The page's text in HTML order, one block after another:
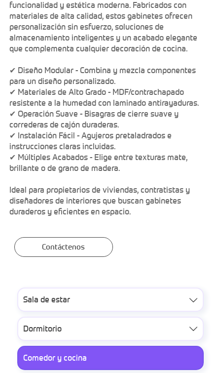
funcionalidad y estética moderna. Fabricados con
materiales de alta calidad, estos gabinetes ofrecen
personalización sin esfuerzo, soluciones de
almacenamiento inteligentes y un acabado elegante
que complementa cualquier decoración de cocina.
✔ Diseño Modular - Combina y mezcla componentes
para un diseño personalizado.
✔ Materiales de Alto Grado - MDF/contrachapado
resistente a la humedad con laminado antirayaduras.
✔ Operación Suave - Bisagras de cierre suave y
correderas de cajón duraderas.
✔ Instalación Fácil - Agujeros pretaladrados e
instrucciones claras incluidas.
✔ Múltiples Acabados - Elige entre texturas mate,
brillante o de grano de madera.
Ideal para propietarios de viviendas, contratistas y
diseñadores de interiores que buscan gabinetes
duraderos y eficientes en espacio.
Contáctenos
Sala de estar 
Dormitorio 
Comedor y cocina